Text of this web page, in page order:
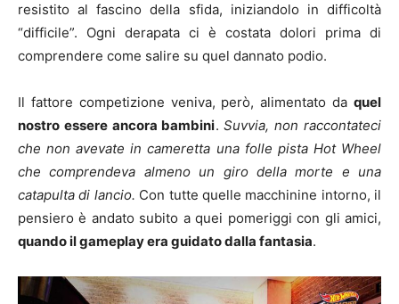
resistito al fascino della sfida, iniziandolo in difficoltà
“difficile”. Ogni derapata ci è costata dolori prima di
comprendere come salire su quel dannato podio.
Il fattore competizione veniva, però, alimentato da quel
nostro essere ancora bambini.Suvvia, non raccontateci
che non avevate in cameretta una folle pista Hot Wheel
che comprendeva almeno un giro della morte e una
catapulta di lancio. Con tutte quelle macchinine intorno, il
pensiero è andato subito a quei pomeriggi con gli amici,
quando il gameplay era guidato dalla fantasia.